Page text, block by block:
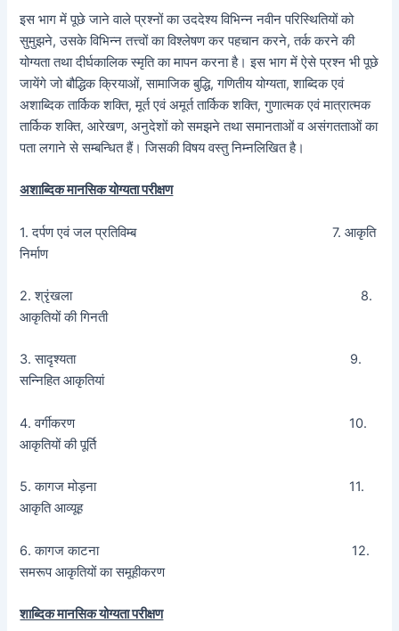
इस भाग में पूछे जाने वाले प्रश्नों का उददेश्य विभिन्न नवीन परिस्थितियों को
सुमुझने, उसके विभिन्न तत्त्वों का विश्लेषण कर पहचान करने, तर्क करने की
योग्यता तथा दीर्घकालिक स्मृति का मापन करना है। इस भाग में ऐसे प्रश्न भी पूछे
जायेंगे जो बौद्धिक क्रियाओं, सामाजिक बुद्धि, गणितीय योग्यता, शाब्दिक एवं
अशाब्दिक तार्किक शक्ति, मूर्त एवं अमूर्त तार्किक शक्ति, गुणात्मक एवं मात्रात्मक
तार्किक शक्ति, आरेखण, अनुदेशों को समझने तथा समानताओं व असंगतताओं का
पता लगाने से सम्बन्धित हैं। जिसकी विषय वस्तु निम्नलिखित है।
अशाब्दिक मानसिक योग्यता परीक्षण
1. दर्पण एवं जल प्रतिविम्ब 7. आकृति
निर्माण
2. श्रृंखला 8.
आकृतियों की गिनती
3. सादृश्यता 9.
सन्निहित आकृतियां
4. वर्गीकरण 10.
आकृतियों की पूर्ति
5. कागज मोड़ना 11.
आकृति आव्यूह
6. कागज काटना 12.
समरूप आकृतियों का समूहीकरण
शाब्दिक मानसिक योग्यता परीक्षण